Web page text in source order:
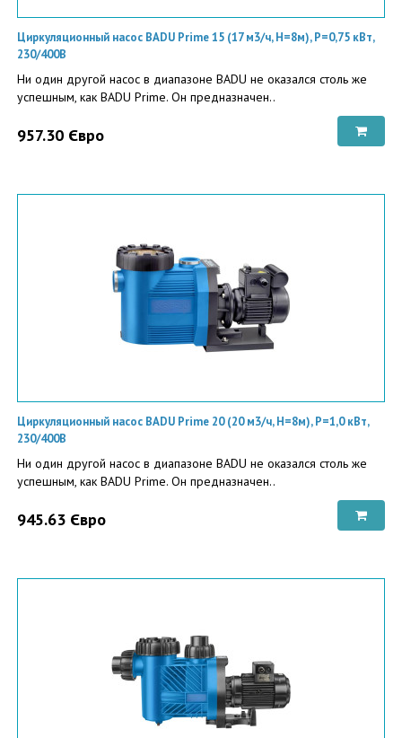
Циркуляционный насос BADU Prime 15 (17 м3/ч, Н=8м), P=0,75 кВт,
230/400В
Ни один другой насос в диапазоне BADU не оказался столь же
успешным, как BADU Prime. Он предназначен..
957.30 Євро
Циркуляционный насос BADU Prime 20 (20 м3/ч, Н=8м), P=1,0 кВт,
230/400В
Ни один другой насос в диапазоне BADU не оказался столь же
успешным, как BADU Prime. Он предназначен..
945.63 Євро